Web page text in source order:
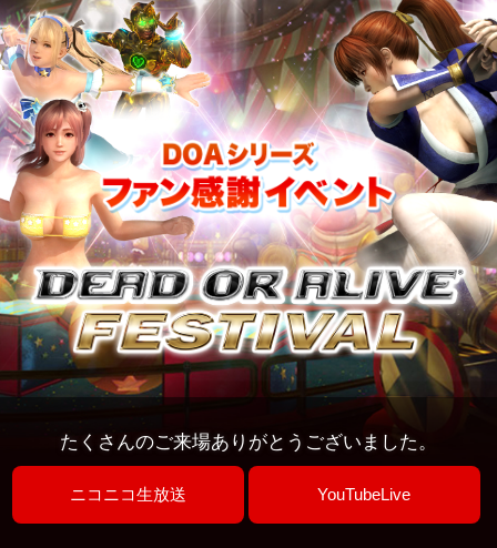
たくさんのご来場ありがとうございました。
ニコニコ生放送 YouTubeLive